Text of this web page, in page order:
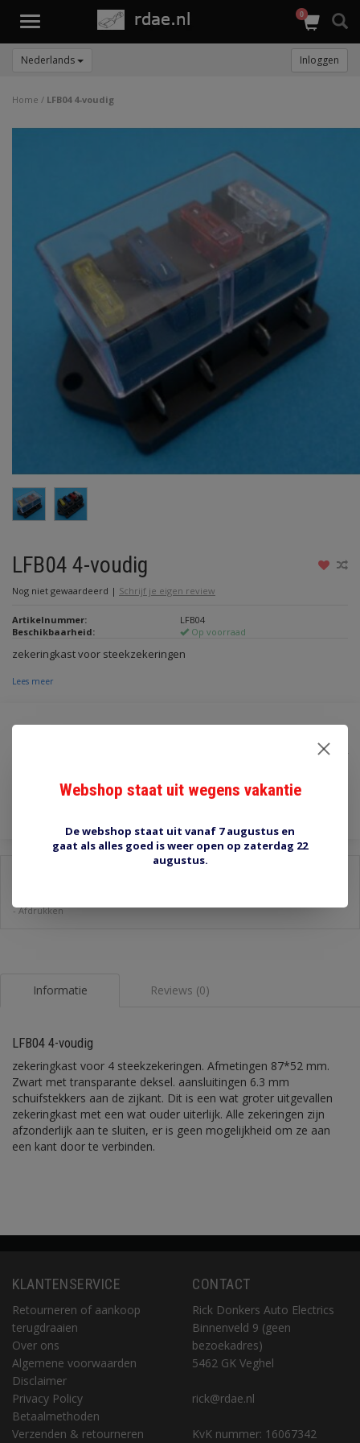
Toggle
0
Nederlands Inloggen
Home / LFB04 4-voudig
LFB04 4-voudig
Nog niet gewaardeerd | Schrijf je eigen review
Artikelnummer:
LFB04
Beschikbaarheid:
Op voorraad
zekeringkast voor steekzekeringen
Lees meer
Incl. btw
Toevoegen aan winkelwagen
-Afdrukken
Informatie Reviews (0)
LFB04 4-voudig
zekeringkast voor 4 steekzekeringen. Afmetingen 87*52 mm.
Zwart met transparante deksel. aansluitingen 6.3 mm
schuifstekkers aan de zijkant. Dit is een wat groter uitgevallen
zekeringkast met een wat ouder uiterlijk. Alle zekeringen zijn
afzonderlijk aan te sluiten, er is geen mogelijkheid om ze aan
een kant door te verbinden.
KLANTENSERVICE
Retourneren of aankoop
terugdraaien
Over ons
Algemene voorwaarden
Disclaimer
Privacy Policy
Betaalmethoden
Verzenden & retourneren
CONTACT
Rick Donkers Auto Electrics
Binnenveld 9 (geen
bezoekadres)
5462 GK Veghel
rick@rdae.nl
KvK nummer: 16067342
Webshop staat uit wegens vakantie
De webshop staat uit vanaf 7 augustus en
gaat als alles goed is weer open op zaterdag 22
augustus.